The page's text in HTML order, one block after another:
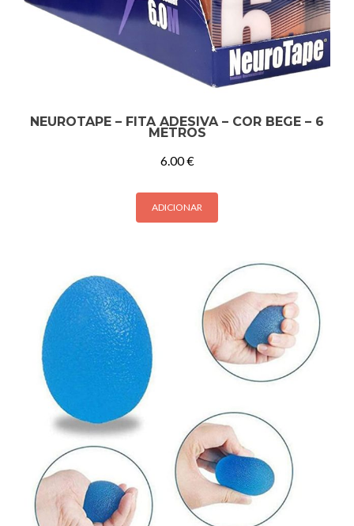
NEUROTAPE – FITA ADESIVA – COR BEGE – 6
METROS
6.00€
ADICIONAR